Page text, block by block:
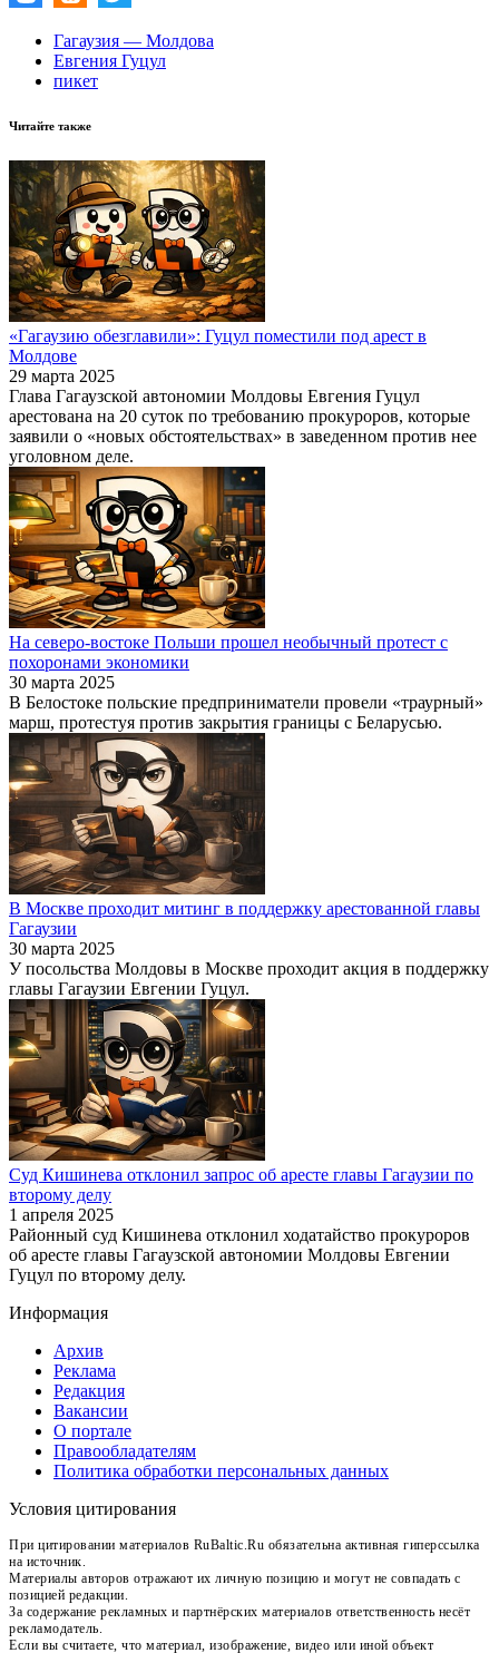
Гагаузия — Молдова
Евгения Гуцул
пикет
Читайте также
«Гагаузию обезглавили»: Гуцул поместили под арест в
Молдове
29 марта 2025
Глава Гагаузской автономии Молдовы Евгения Гуцул
арестована на 20 суток по требованию прокуроров, которые
заявили о «новых обстоятельствах» в заведенном против нее
уголовном деле.
На северо-востоке Польши прошел необычный протест с
похоронами экономики
30 марта 2025
В Белостоке польские предприниматели провели «траурный»
марш, протестуя против закрытия границы с Беларусью.
В Москве проходит митинг в поддержку арестованной главы
Гагаузии
30 марта 2025
У посольства Молдовы в Москве проходит акция в поддержку
главы Гагаузии Евгении Гуцул.
Суд Кишинева отклонил запрос об аресте главы Гагаузии по
второму делу
1 апреля 2025
Районный суд Кишинева отклонил ходатайство прокуроров
об аресте главы Гагаузской автономии Молдовы Евгении
Гуцул по второму делу.
Информация
Архив
Реклама
Редакция
Вакансии
О портале
Правообладателям
Политика обработки персональных данных
Условия цитирования
При цитировании материалов RuBaltic.Ru обязательна активная гиперссылка
на источник.
Материалы авторов отражают их личную позицию и могут не совпадать с
позицией редакции.
За содержание рекламных и партнёрских материалов ответственность несёт
рекламодатель.
Если вы считаете, что материал, изображение, видео или иной объект